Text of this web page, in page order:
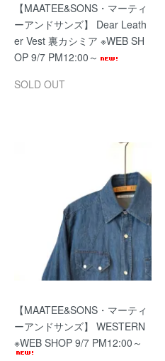
【MAATEE&SONS・マーティ
ーアンドサンズ】 Dear Leath
er Vest 裏カシミア ※WEB SH
OP 9/7 PM12:00～
SOLD OUT
【MAATEE&SONS・マーティ
ーアンドサンズ】 WESTERN
※WEB SHOP 9/7 PM12:00～